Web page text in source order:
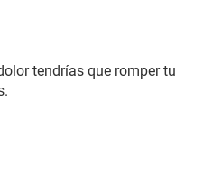
tendrías que romper tu